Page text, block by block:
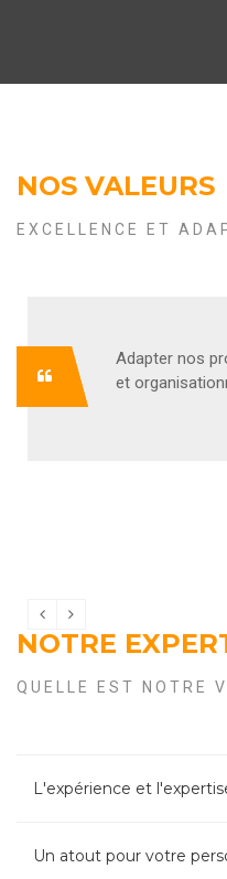
NOS VALEURS
EXCELLENCE ET
Adapter nos
et
NOTRE
QUELLE EST NOTRE
L'expérience et
Un atout pour votre